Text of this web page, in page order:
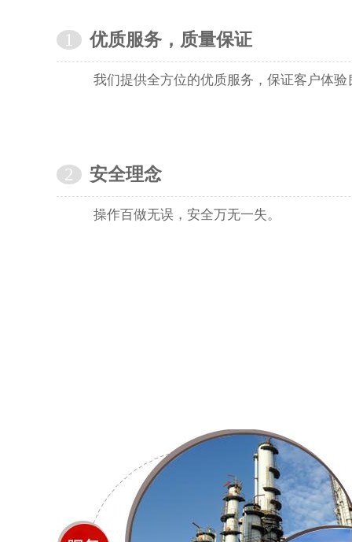
1 优质服务，质量保证
我们提供全方位的优质服务，保证客户体
2 安全理念
操作百做无误，安全万无一失。